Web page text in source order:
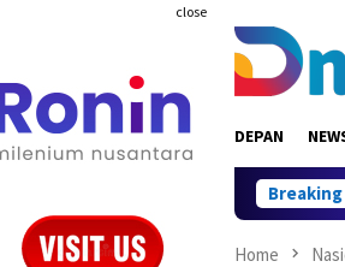
close
DEPAN
Home